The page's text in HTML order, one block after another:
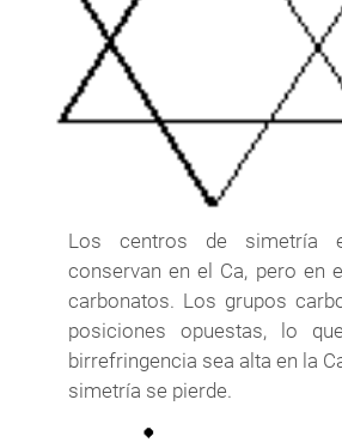
Los centros de simetría
conservan en el Ca, pero en
carbonatos. Los grupos
posiciones opuestas, lo
birrefringencia sea alta en la
simetría se pierde.